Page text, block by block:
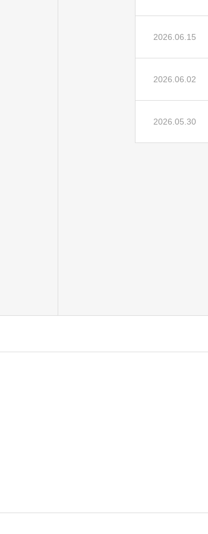
2026.06.15
2026.06.02
2026.05.30